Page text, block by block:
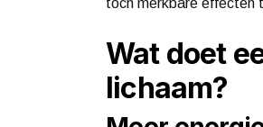
Wat doet
lichaam?